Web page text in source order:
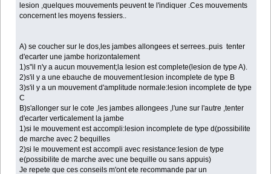
lesion ,quelques mouvements peuvent te l'indiquer .Ces mouvements
concernent les moyens fessiers..
A) se coucher sur le dos,les jambes allongees et serrees..puis tenter
d'ecarter une jambe horizontalement
1)s"il n'y a aucun mouvement;la lesion est complete(lesion de type A).
2)s'il y a une ebauche de mouvement:lesion incomplete de type B
3)s'il y a un mouvement d'amplitude normale:lesion incomplete de type
C
B)s'allonger sur le cote ,les jambes allongees ,l'une sur l'autre ,tenter
d'ecarter verticalement la jambe
1)si le mouvement est accompli:lesion incomplete de type d(possibilite
de marche avec 2 bequilles
2)si le mouvement est accompli avec resistance:lesion de type
e(possibilite de marche avec une bequille ou sans appuis)
Je repete que ces conseils m'ont ete recommande par un